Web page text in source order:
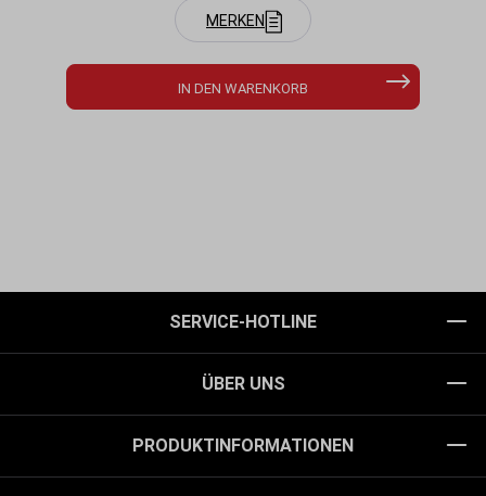
MERKEN
IN DEN WARENKORB
SERVICE-HOTLINE
ÜBER UNS
PRODUKTINFORMATIONEN